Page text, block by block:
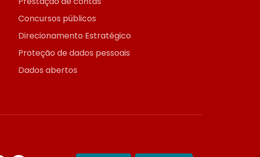
Concursos públicos
Direcionamento Estratégico
Proteção de dados pessoais
Dados abertos